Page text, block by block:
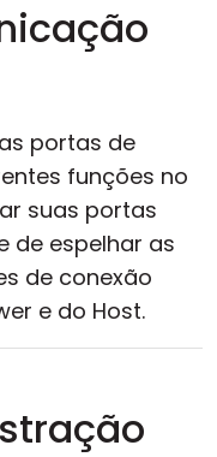
portas de
funções no
suas portas
de espelhar as
de conexão
e do Host.